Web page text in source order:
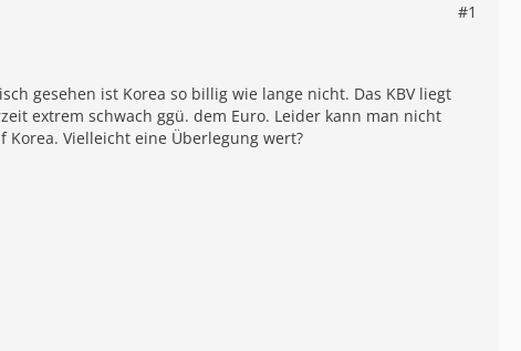
#1
gesehen ist Korea so billig wie lange nicht. Das KBV liegt
extrem schwach ggü. dem Euro. Leider kann man nicht
Korea. Vielleicht eine Überlegung wert?